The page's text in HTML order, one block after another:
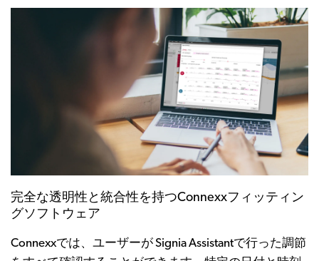
完全な透明性と統合性を持つConnexxフィッティン
グソフトウェア
Connexxでは、ユーザーが Signia Assistantで行った調節